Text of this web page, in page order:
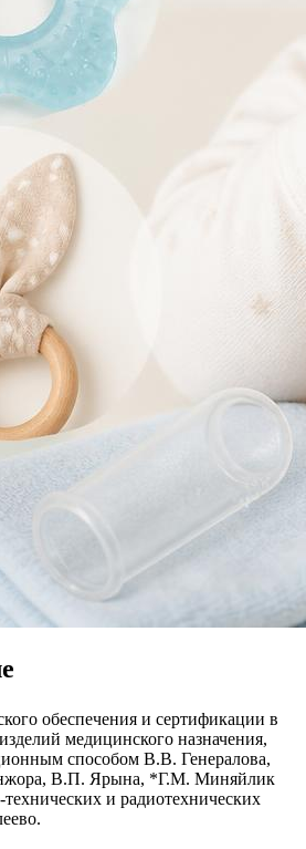
обеспечения и сертификации в
медицинского назначения,
способом В.В. Генералова,
В.П. Ярына, *Г.М. Миняйлик
и радиотехнических